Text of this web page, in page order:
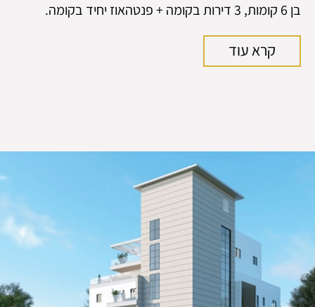
בן 6 קומות, 3 דירות בקומה + פנטהאוז יחיד בקומה.
קרא עוד